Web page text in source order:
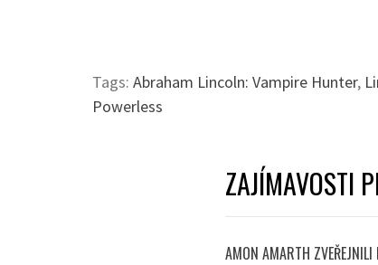
Tags: Abraham Lincoln: Vampire Hunter,
Powerless
ZAJÍMAVOSTI
AMON AMARTH ZVEŘEJNILI